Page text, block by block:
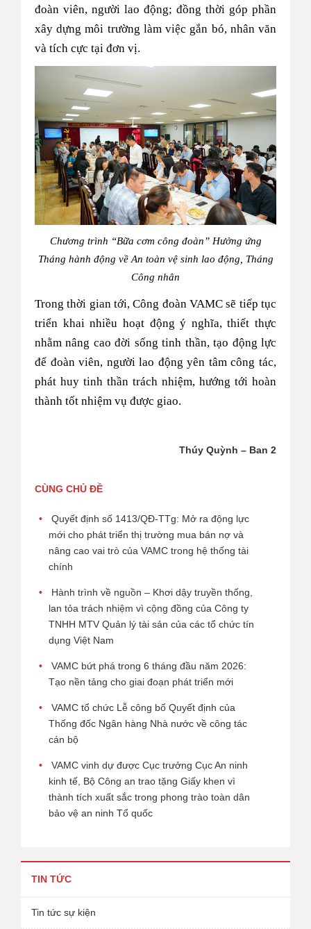
đoàn viên, người lao động; đồng thời góp phần
xây dựng môi trường làm việc gắn bó, nhân văn
và tích cực tại đơn vị.
Chương trình “Bữa cơm công đoàn” Hưởng ứng
Tháng hành động về An toàn vệ sinh lao động, Tháng
Công nhân
Trong thời gian tới, Công đoàn VAMC sẽ tiếp tục
triển khai nhiều hoạt động ý nghĩa, thiết thực
nhằm nâng cao đời sống tinh thần, tạo động lực
để đoàn viên, người lao động yên tâm công tác,
phát huy tinh thần trách nhiệm, hướng tới hoàn
thành tốt nhiệm vụ được giao.
Thúy Quỳnh – Ban 2
CÙNG CHỦ ĐỀ
Quyết định số 1413/QĐ-TTg: Mở ra động lực
mới cho phát triển thị trường mua bán nợ và
nâng cao vai trò của VAMC trong hệ thống tài
chính
Hành trình về nguồn – Khơi dậy truyền thống,
lan tỏa trách nhiệm vì cộng đồng của Công ty
TNHH MTV Quản lý tài sản của các tổ chức tín
dụng Việt Nam
VAMC bứt phá trong 6 tháng đầu năm 2026:
Tạo nền tảng cho giai đoạn phát triển mới
VAMC tổ chức Lễ công bố Quyết định của
Thống đốc Ngân hàng Nhà nước về công tác
cán bộ
VAMC vinh dự được Cục trưởng Cục An ninh
kinh tế, Bộ Công an trao tặng Giấy khen vì
thành tích xuất sắc trong phong trào toàn dân
bảo vệ an ninh Tổ quốc
TIN TỨC
Tin tức sự kiện